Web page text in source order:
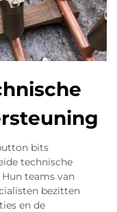
bits
technische
teams van
bezitten
en de